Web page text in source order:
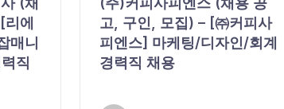
에
매니
직
고, 구인, 모집) – [㈜커피사
피엔스] 마케팅/디자인/회계
경력직 채용